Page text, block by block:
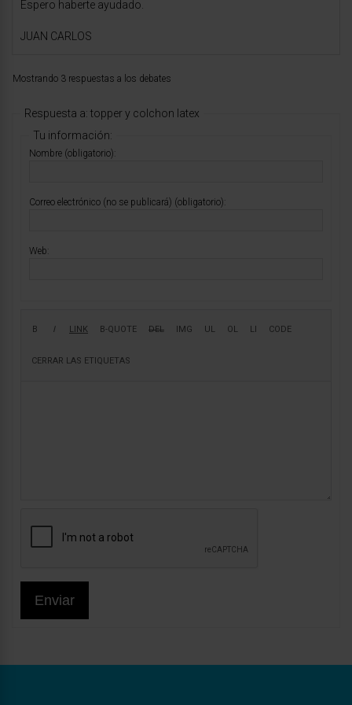
Espero haberte ayudado.
JUAN CARLOS
Mostrando 3 respuestas a los debates
Respuesta a: topper y colchon latex
Tu información:
Nombre (obligatorio):
Correo electrónico (no se publicará) (obligatorio):
Web:
Enviar